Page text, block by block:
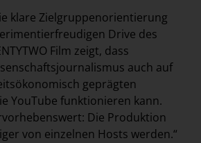
klare Zielgruppenorientierung
Drive des
Film zeigt, dass
auch auf
geprägten
YouTube funktionieren kann.
Die Produktion
von einzelnen Hosts werden.“